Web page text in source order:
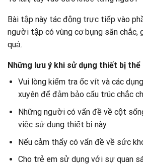
Bài tập này tác động trực tiếp vào
người tập có vùng cơ bụng săn chắc,
quả.
Những lưu ý khi sử dụng thiết bị
Vui lòng kiểm tra ốc vít và các
xuyên để đảm bảo cấu trúc chắc
Những người có vấn đề về cột
việc sử dụng thiết bị này.
Nếu cảm thấy có vấn đề về sức
Cho trẻ em sử dụng với sự quan